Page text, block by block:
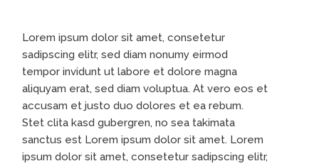
Lorem ipsum dolor sit amet, consetetur
sadipscing elitr, sed diam nonumy eirmod
tempor invidunt ut labore et dolore magna
aliquyam erat, sed diam voluptua. At vero eos et
accusam et justo duo dolores et ea rebum.
Stet clita kasd gubergren, no sea takimata
sanctus est Lorem ipsum dolor sit amet. Lorem
ipsum dolor sit amet, consetetur sadipscing elitr,